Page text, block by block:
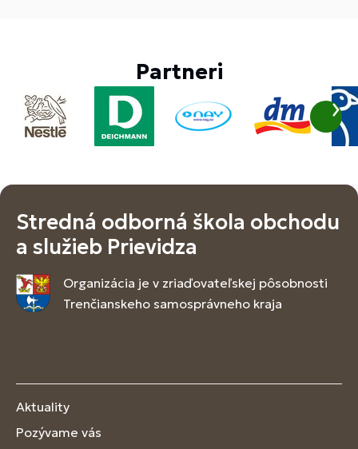
Partneri
Stredná odborná škola obchodu
a služieb Prievidza
Organizácia je v zriaďovateľskej pôsobnosti
Trenčianskeho samosprávneho kraja
Aktuality
Pozývame vás